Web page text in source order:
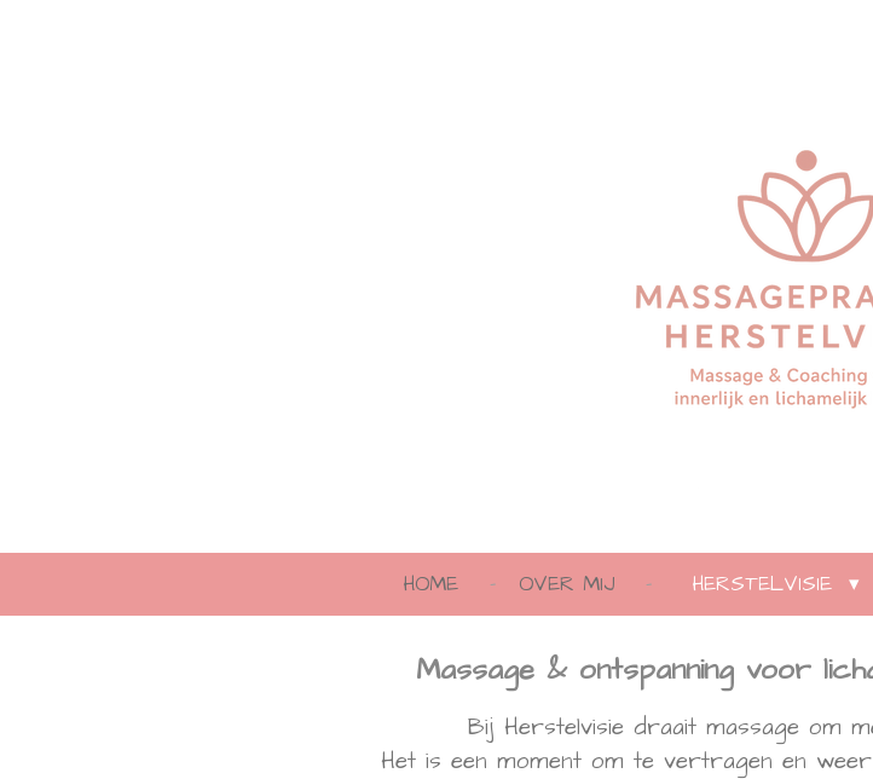
HOME OVER MIJ HERSTELVISIE
Massage & ontspanning voor
Bij Herstelvisie draait massage om
Het is een moment om te vertragen en